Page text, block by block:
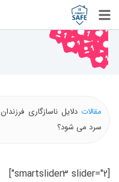
مقالات دلایل ناسازگاری
سرد می شود؟
[smartslider3 slider="2"]